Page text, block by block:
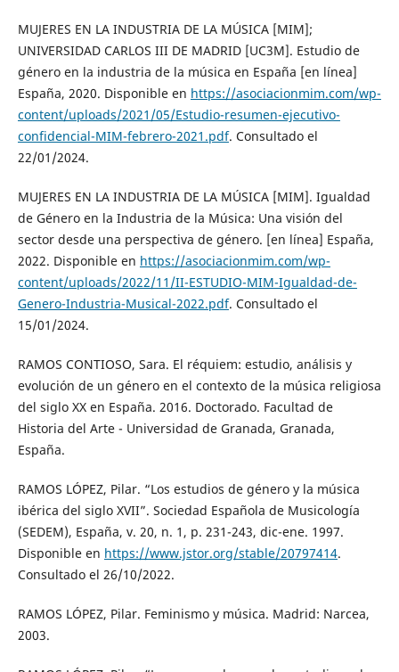
MUJERES EN LA INDUSTRIA DE LA MÚSICA [MIM];
UNIVERSIDAD CARLOS III DE MADRID [UC3M]. Estudio de
género en la industria de la música en España [en línea]
España, 2020. Disponible en https://asociacionmim.com/wp-
content/uploads/2021/05/Estudio-resumen-ejecutivo-
confidencial-MIM-febrero-2021.pdf. Consultado el
22/01/2024.
MUJERES EN LA INDUSTRIA DE LA MÚSICA [MIM]. Igualdad
de Género en la Industria de la Música: Una visión del
sector desde una perspectiva de género. [en línea] España,
2022. Disponible en https://asociacionmim.com/wp-
content/uploads/2022/11/II-ESTUDIO-MIM-Igualdad-de-
Genero-Industria-Musical-2022.pdf. Consultado el
15/01/2024.
RAMOS CONTIOSO, Sara. El réquiem: estudio, análisis y
evolución de un género en el contexto de la música religiosa
del siglo XX en España. 2016. Doctorado. Facultad de
Historia del Arte - Universidad de Granada, Granada,
España.
RAMOS LÓPEZ, Pilar. “Los estudios de género y la música
ibérica del siglo XVII”. Sociedad Española de Musicología
(SEDEM), España, v. 20, n. 1, p. 231-243, dic-ene. 1997.
Disponible en https://www.jstor.org/stable/20797414.
Consultado el 26/10/2022.
RAMOS LÓPEZ, Pilar. Feminismo y música. Madrid: Narcea,
2003.